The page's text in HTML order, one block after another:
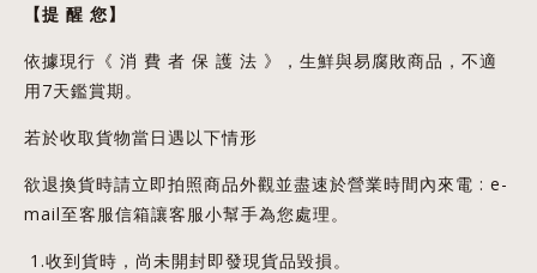
【提 醒 您】
依據現行《 消 費 者 保 護 法 》，生鮮與易腐敗商品，不適
用7天鑑賞期。
若於收取貨物當日遇以下情形
欲退換貨時請立即拍照商品外觀並盡速於營業時間內來電 : e-
mail至客服信箱讓客服小幫手為您處理。
1.收到貨時，尚未開封即發現貨品毀損。